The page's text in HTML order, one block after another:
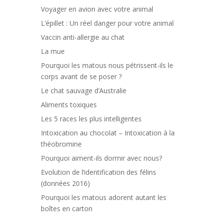
Voyager en avion avec votre animal
L’épillet : Un réel danger pour votre animal
Vaccin anti-allergie au chat
La mue
Pourquoi les matous nous pétrissent-ils le
corps avant de se poser ?
Le chat sauvage d’Australie
Aliments toxiques
Les 5 races les plus intelligentes
Intoxication au chocolat – Intoxication à la
théobromine
Pourquoi aiment-ils dormir avec nous?
Evolution de l’identification des félins
(données 2016)
Pourquoi les matous adorent autant les
boîtes en carton